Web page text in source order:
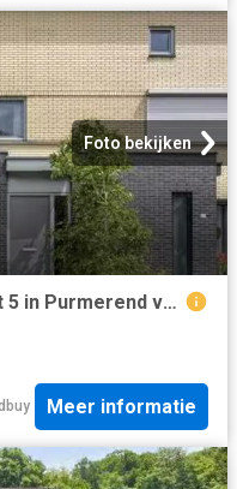
Foto bekijken
Huis te koop Dorsvlegelstraat 5 in Purmerend voor € 400.000
Meer informatie